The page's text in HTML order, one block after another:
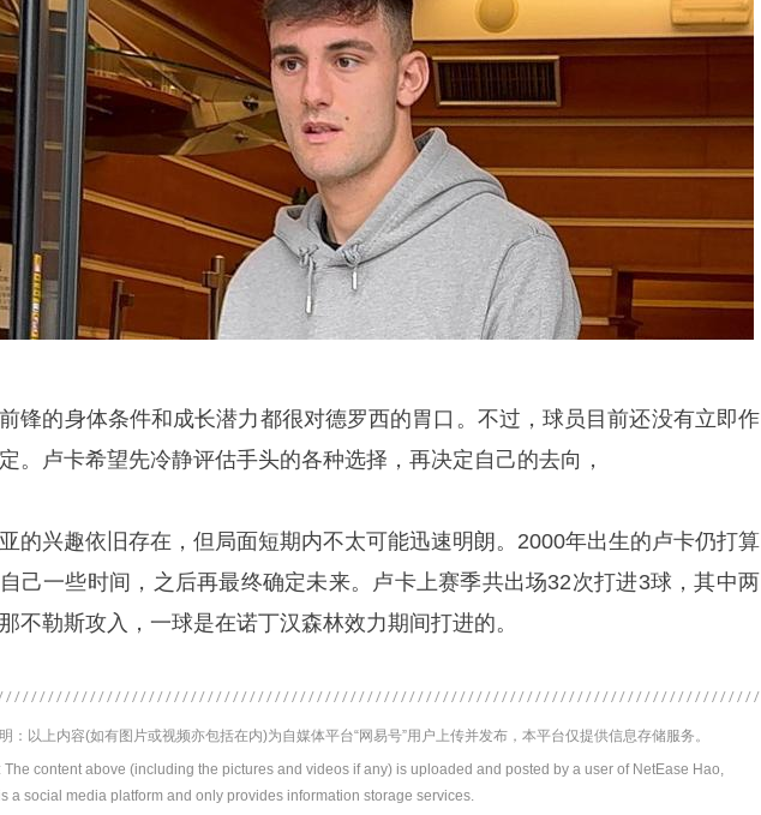
锋的身体条件和成长潜力都很对德罗西的胃口。不过，球员目前还没有立即作
。卢卡希望先冷静评估手头的各种选择，再决定自己的去向，
的兴趣依旧存在，但局面短期内不太可能迅速明朗。2000年出生的卢卡仍打算
己一些时间，之后再最终确定未来。卢卡上赛季共出场32次打进3球，其中两
不勒斯攻入，一球是在诺丁汉森林效力期间打进的。
：以上内容(如有图片或视频亦包括在内)为自媒体平台“网易号”用户上传并发布，本平台仅提供信息存储服务。
The content above (including the pictures and videos if any) is uploaded and posted by a user of NetEase Hao,
a social media platform and only provides information storage services.